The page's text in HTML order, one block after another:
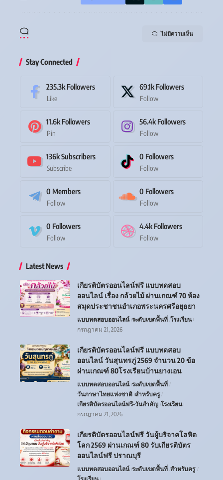
ไม่มีความเห็น
Stay Connected
235.3k Followers
Like
69.1k Followers
Follow
11.6k Followers
Pin
56.4k Followers
Follow
136kSubscribers
Subscribe
0 Followers
Follow
0 Members
Follow
0 Followers
Follow
0 Followers
Follow
4.4k Followers
Follow
Latest News
เกียรติบัตรออนไลน์ฟรี แบบทดสอบ
ออนไลน์ เรื่อง กล้วยไม้ ผ่านเกณฑ์ 70 ห้อง
สมุดประชาชนอำเภอพระนครศรีอยุธยา
แบบทดสอบออนไลน์ ระดับเขตพื้นที่ โรงเรียน
กรกฎาคม 21, 2026
เกียรติบัตรออนไลน์ฟรี แบบทดสอบ
ออนไลน์ วันสุนทรภู่ 2569 จำนวน 20 ข้อ
ผ่านเกณฑ์ 80โรงเรียนบ้านยางเอน
แบบทดสอบออนไลน์ ระดับเขตพื้นที่
วันภาษาไทยแห่งชาติ สำหรับครู
เกียรติบัตรออนไลน์ฟรี-วันสำคัญ โรงเรียน
กรกฎาคม 21, 2026
เกียรติบัตรออนไลน์ฟรี วันผู้บริจาคโลหิต
โลก 2569 ผ่านเกณฑ์ 80 รับเกียรติบัตร
ออนไลน์ฟรี ปราณบุรี
แบบทดสอบออนไลน์ ระดับเขตพื้นที่ สำหรับครู